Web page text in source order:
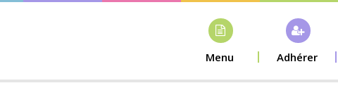
Menu Adhérer